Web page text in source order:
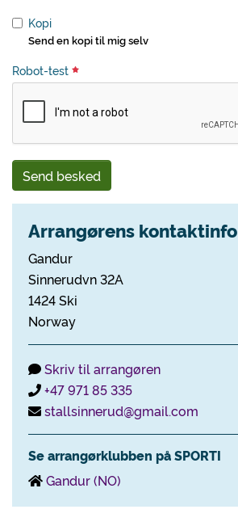
Kopi
Send en kopi til mig selv
Robot-test
Send besked
Arrangørens kontaktinfo
Gandur
Sinnerudvn 32A
1424 Ski
Norway
Skriv til arrangøren
+47 971 85 335
stallsinnerud@gmail.com
Se arrangørklubben på SPORTI
Gandur (NO)